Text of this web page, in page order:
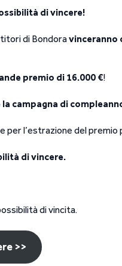
di vincere!
di Bondoravinceranno
premio di 16.000 €!
campagna di
per l’estrazione del premio
di vincere.
di vincita.
>>